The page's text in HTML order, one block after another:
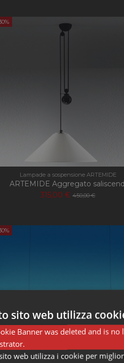
Lampade a sospensione ARTEMIDE
ARTEMIDE Aggregato
315,00 € 450,00 €
sito web utilizza
Banner was deleted and is
web utilizza i cookie per